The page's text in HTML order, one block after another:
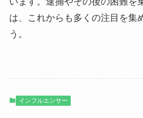
は、これからも多くの注目を集
う。
インフルエンサー